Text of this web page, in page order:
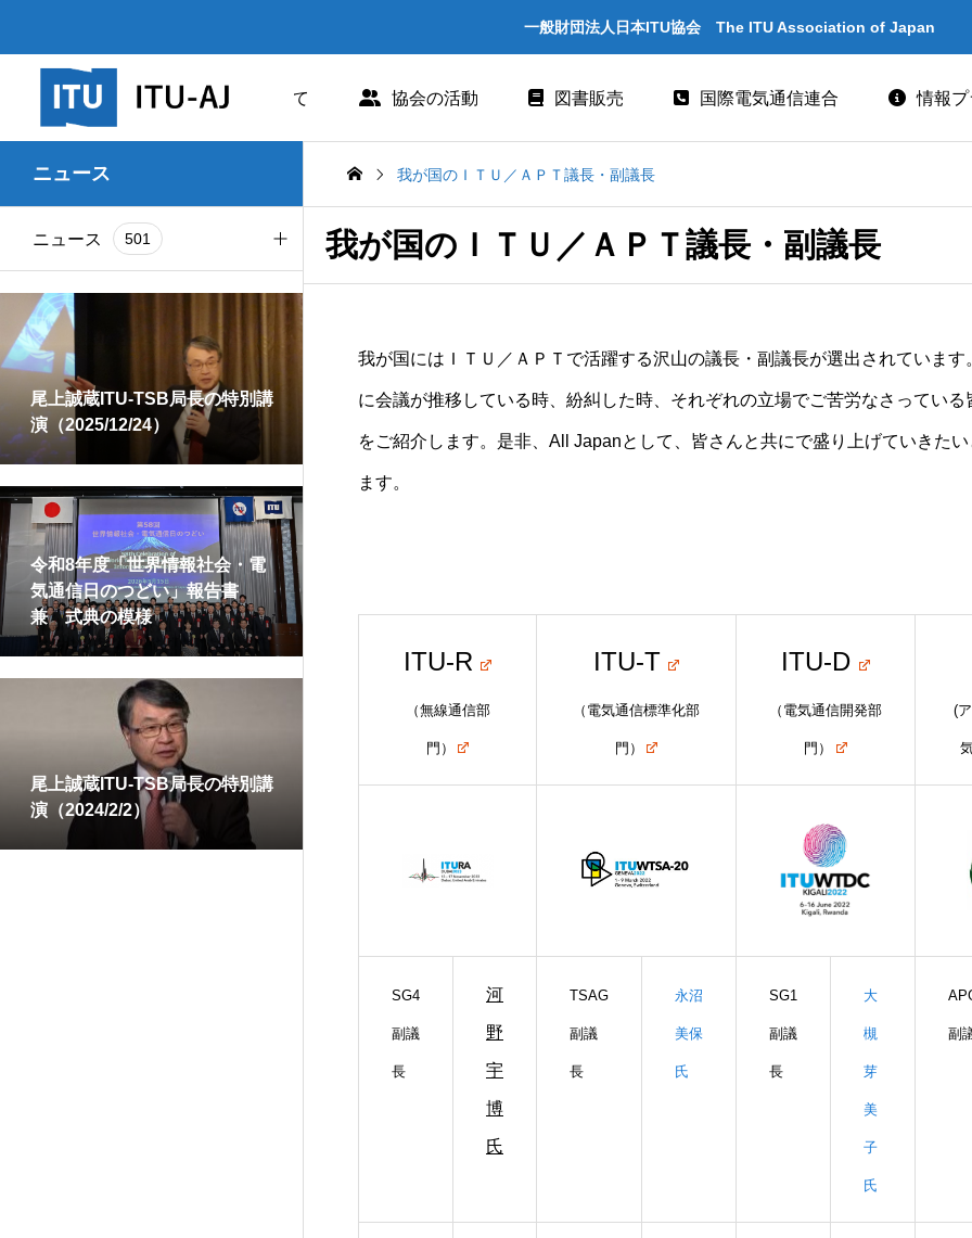
一般財団法人日本ITU協会 The ITU Association of Japan
日本ITU協会について 協会の活動 図書販売 国際電気通信連合 情報プ
協会組織
業務および財務に関する資料
法人賛助会員のご案内
協会案内パンフレット
協会の所在地
世界情報社会・電気通信日記念行事
人材育成
ITUクラブ
ITUメンバー情報（加盟国、参加企
業・団体）
ニュース
ニュース 501
お知らせ
情報誌
研究会 162
尾上誠蔵ITU-TSB局長の特別講
演（2025/12/24）
令和8年度「世界情報社会・電
気通信日のつどい」報告書
兼 式典の模様
尾上誠蔵ITU-TSB局長の特別講
演（2024/2/2）
我が国のＩＴＵ／ＡＰＴ議長・副議長
我が国のＩＴＵ／ＡＰＴ議長・副議長
我が国にはＩＴＵ／ＡＰＴで活躍する沢山の議長・副議長が選出されています
に会議が推移している時、紛糾した時、それぞれの立場でご苦労なさっている
をご紹介します。是非、All Japanとして、皆さんと共にで盛り上げていきたい
ます。
ITU-R
（無線通信部
門）
ITU-T
（電気通信標準化部
門）
ITU-D
（電気通信開発部
門）
(
SG4
副議
長
河
野
宇
博
氏
TSAG
副議
長
永沼
美保
氏
SG1
副議
長
大
槻
芽
美
子
氏
副